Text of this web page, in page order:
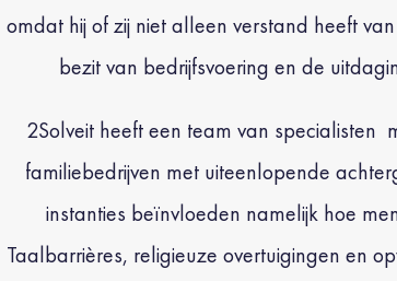
omdat hij of zij niet alleen verstand heeft
bezit van bedrijfsvoering en de
2Solveit heeft een team van specialisten
familiebedrijven met uiteenlopende
instanties beïnvloeden namelijk hoe
Taalbarrières, religieuze overtuigingen en